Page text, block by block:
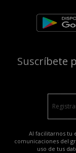
Suscríbete
Al facilitarnos tu
comunicaciones del
uso de tus